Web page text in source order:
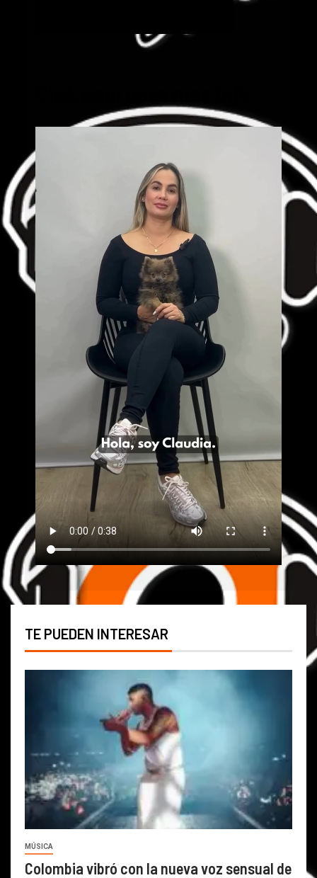
TE PUEDEN INTERESAR
MÚSICA
Colombia vibró con la nueva voz sensual de